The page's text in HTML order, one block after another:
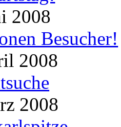
2008
Besucher!
2008
2008